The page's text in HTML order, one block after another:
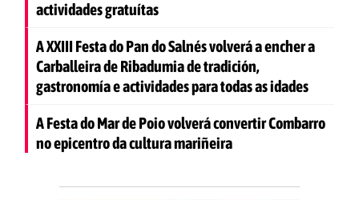
actividades gratuítas
A XXIII Festa do Pan do Salnés volverá a encher a
Carballeira de Ribadumia de tradición,
gastronomía e actividades para todas as idades
A Festa do Mar de Poio volverá convertir Combarro
no epicentro da cultura mariñeira